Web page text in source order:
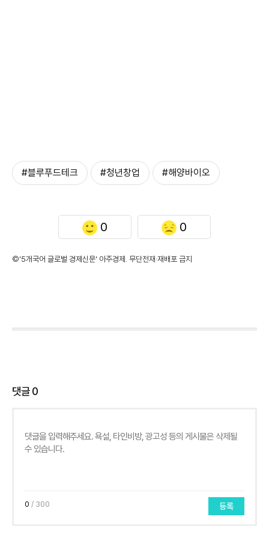
#블루푸드테크 #청년창업 #해양바이오
0 0
©'5개국어 글로벌 경제신문' 아주경제. 무단전재·재배포 금지
댓글0
0 / 300 등록